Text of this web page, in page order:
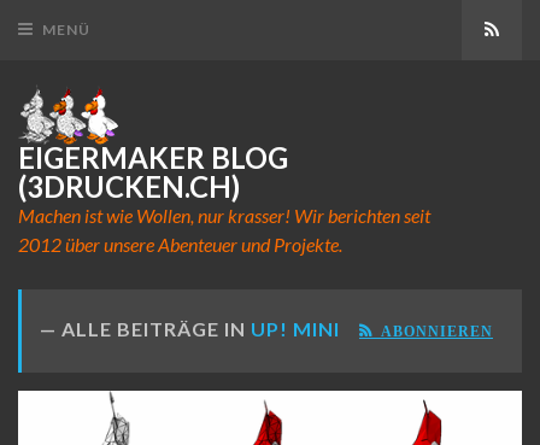
MENÜ
EIGERMAKER BLOG
(3DRUCKEN.CH)
Machen ist wie Wollen, nur krasser! Wir berichten seit
2012 über unsere Abenteuer und Projekte.
ALLE BEITRÄGE IN UP! MINI ABONNIEREN